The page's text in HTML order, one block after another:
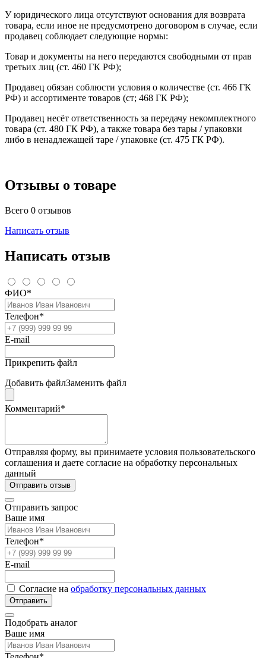
У юридического лица отсутствуют основания для возврата
товара, если иное не предусмотрено договором в случае, если
продавец соблюдает следующие нормы:
Товар и документы на него передаются свободными от прав
третьих лиц (ст. 460 ГК РФ);
Продавец обязан соблюсти условия о количестве (ст. 466 ГК
РФ) и ассортименте товаров (ст; 468 ГК РФ);
Продавец несёт ответственность за передачу некомплектного
товара (ст. 480 ГК РФ), а также товара без тары / упаковки
либо в ненадлежащей таре / упаковке (ст. 475 ГК РФ).
Отзывы о товаре
Всего 0 отзывов
Написать отзыв
Написать отзыв
ФИО*
Телефон*
E-mail
Прикрепить файл
Добавить файлЗаменить файл
Комментарий*
Отправляя форму, вы принимаете условия пользовательского
соглашения и даете согласие на обработку персональных
данный
Отправить отзыв
Отправить запрос
Ваше имя
Телефон*
E-mail
Согласие на обработку персональных данных
Отправить
Подобрать аналог
Ваше имя